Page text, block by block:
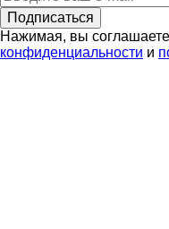
Подписаться
Нажимая, вы
конфиденциальности и